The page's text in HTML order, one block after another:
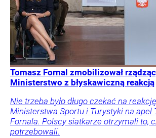
Tomasz Fornal zmobilizował
Ministerstwo z błyskawiczną reakcją
Nie trzeba było długo czekać na
Ministerstwa Sportu i Turystyki na apel
Fornala. Polscy siatkarze otrzymali to,
potrzebowali.